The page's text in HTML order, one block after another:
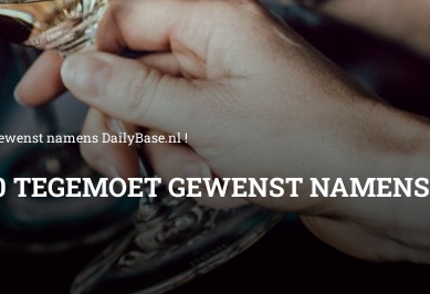
namens DailyBase.nl !
TEGEMOET GEWENST NAMENS